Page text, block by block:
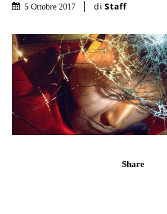
5 Ottobre 2017 di Staff
Share